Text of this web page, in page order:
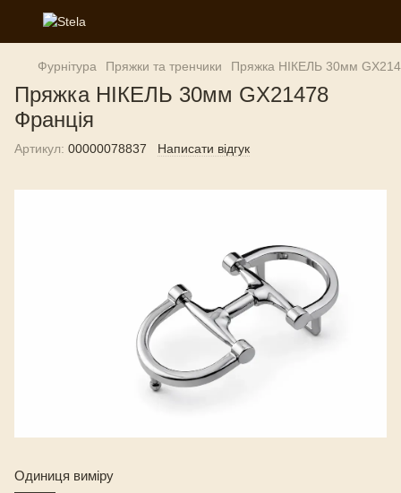
Фурнітура Пряжки та тренчики Пряжка НІКЕЛЬ 30мм
Пряжка НІКЕЛЬ 30мм GX21478
Франція
Артикул: 00000078837 Написати відгук
Одиниця виміру